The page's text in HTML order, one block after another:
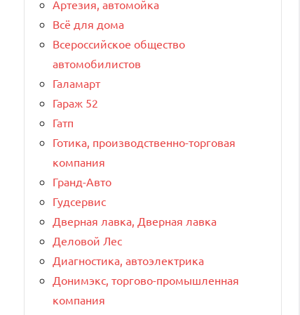
Артезия, автомойка
Всё для дома
Всероссийское общество
автомобилистов
Галамарт
Гараж 52
Гатп
Готика, производственно-торговая
компания
Гранд-Авто
Гудсервис
Дверная лавка, Дверная лавка
Деловой Лес
Диагностика, автоэлектрика
Донимэкс, торгово-промышленная
компания